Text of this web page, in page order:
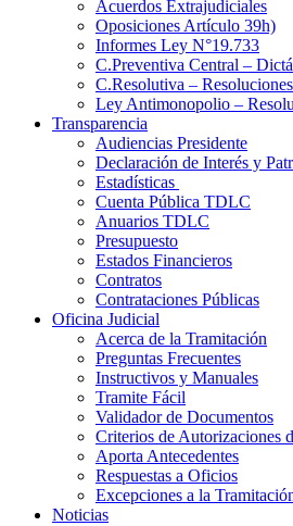
Acuerdos Extrajudiciales
Oposiciones Artículo 39h)
Informes Ley N°19.733
C.Preventiva Central –
C.Resolutiva –
Ley Antimonopolio –
Transparencia
Audiencias Presidente
Declaración de Interés y
Estadísticas
Cuenta Pública TDLC
Anuarios TDLC
Presupuesto
Estados Financieros
Contratos
Contrataciones Públicas
Oficina Judicial
Acerca de la Tramitación
Preguntas Frecuentes
Instructivos y Manuales
Tramite Fácil
Validador de Documentos
Criterios de Autorizaciones
Aporta Antecedentes
Respuestas a Oficios
Excepciones a la
Noticias